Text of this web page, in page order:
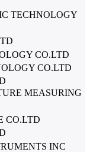
TECHNOLOGY
CO.LTD
CO.LTD
MEASURING
CO.LTD
INC